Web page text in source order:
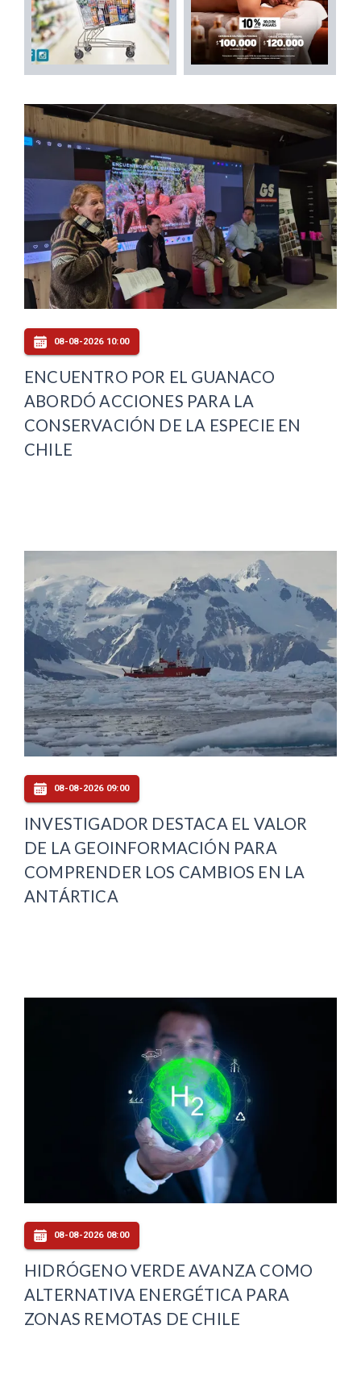
08-08-2026 10:00
ENCUENTRO POR EL GUANACO
ABORDÓ ACCIONES PARA LA
CONSERVACIÓN DE LA ESPECIE EN
CHILE
08-08-2026 09:00
INVESTIGADOR DESTACA EL VALOR
DE LA GEOINFORMACIÓN PARA
COMPRENDER LOS CAMBIOS EN LA
ANTÁRTICA
08-08-2026 08:00
HIDRÓGENO VERDE AVANZA COMO
ALTERNATIVA ENERGÉTICA PARA
ZONAS REMOTAS DE CHILE